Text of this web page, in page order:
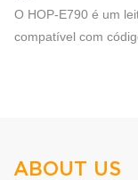
O HOP-E790 é um
compatível com
carregamento de 3,5
ABOUT US